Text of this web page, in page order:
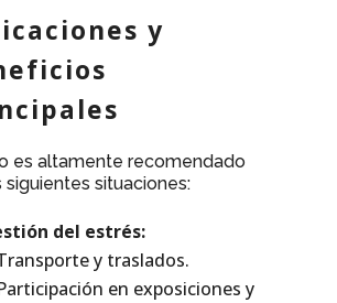
y
es altamente recomendado
siguientes situaciones:
del estrés:
y traslados.
en exposiciones y